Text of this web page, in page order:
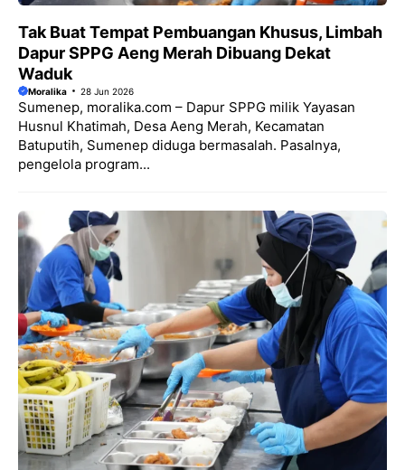
Tak Buat Tempat Pembuangan Khusus, Limbah
Dapur SPPG Aeng Merah Dibuang Dekat
Waduk
Moralika 28 Jun 2026
Sumenep, moralika.com – Dapur SPPG milik Yayasan
Husnul Khatimah, Desa Aeng Merah, Kecamatan
Batuputih, Sumenep diduga bermasalah. Pasalnya,
pengelola program...